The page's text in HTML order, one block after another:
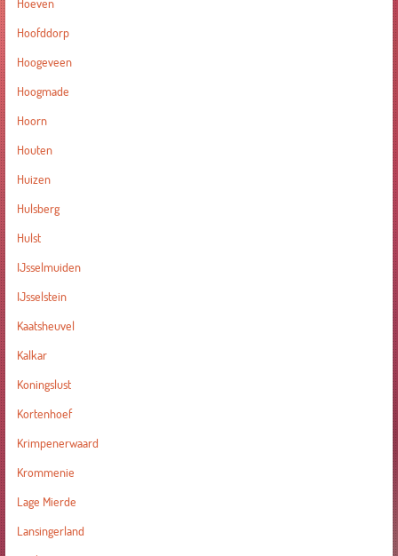
Hoeven
Hoofddorp
Hoogeveen
Hoogmade
Hoorn
Houten
Huizen
Hulsberg
Hulst
IJsselmuiden
IJsselstein
Kaatsheuvel
Kalkar
Koningslust
Kortenhoef
Krimpenerwaard
Krommenie
Lage Mierde
Lansingerland